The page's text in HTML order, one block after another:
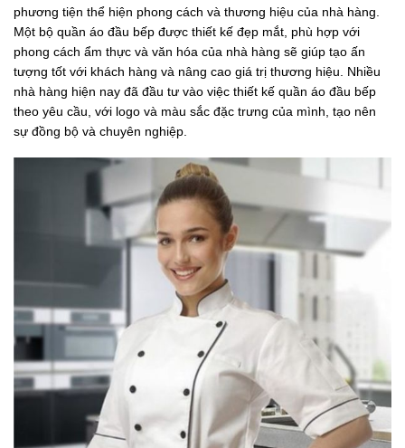
phương tiện thể hiện phong cách và thương hiệu của nhà hàng.
Một bộ quần áo đầu bếp được thiết kế đẹp mắt, phù hợp với
phong cách ẩm thực và văn hóa của nhà hàng sẽ giúp tạo ấn
tượng tốt với khách hàng và nâng cao giá trị thương hiệu. Nhiều
nhà hàng hiện nay đã đầu tư vào việc thiết kế quần áo đầu bếp
theo yêu cầu, với logo và màu sắc đặc trưng của mình, tạo nên
sự đồng bộ và chuyên nghiệp.